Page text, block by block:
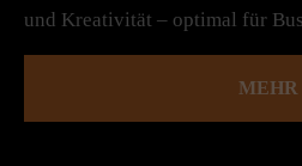
und Kreativität – optimal für
MEHR